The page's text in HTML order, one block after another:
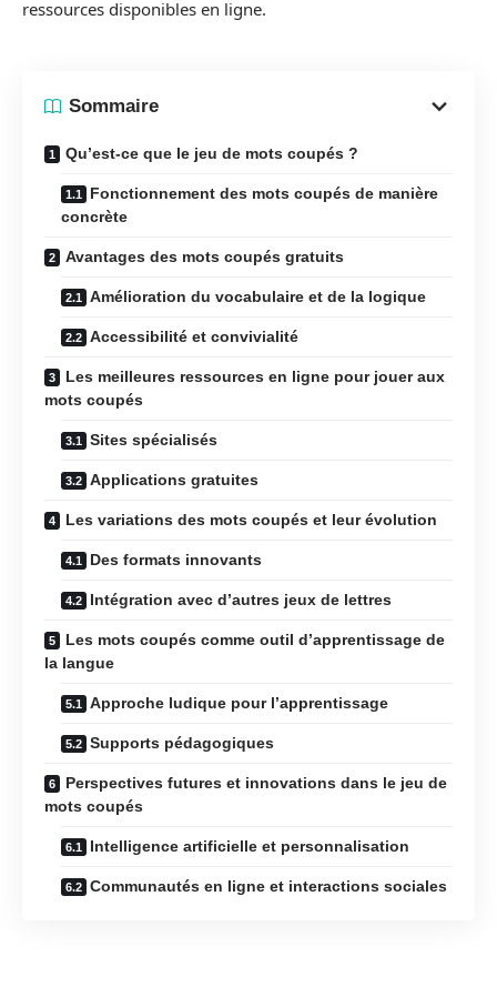
ressources disponibles en ligne.
Sommaire
Qu’est-ce que le jeu de mots coupés ?
Fonctionnement des mots coupés de manière
concrète
Avantages des mots coupés gratuits
Amélioration du vocabulaire et de la logique
Accessibilité et convivialité
Les meilleures ressources en ligne pour jouer aux
mots coupés
Sites spécialisés
Applications gratuites
Les variations des mots coupés et leur évolution
Des formats innovants
Intégration avec d’autres jeux de lettres
Les mots coupés comme outil d’apprentissage de
la langue
Approche ludique pour l’apprentissage
Supports pédagogiques
Perspectives futures et innovations dans le jeu de
mots coupés
Intelligence artificielle et personnalisation
Communautés en ligne et interactions sociales